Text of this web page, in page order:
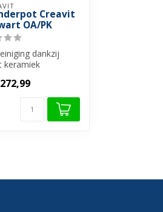
Creavit
OA/PK
dankzij
keramiek
...272,99